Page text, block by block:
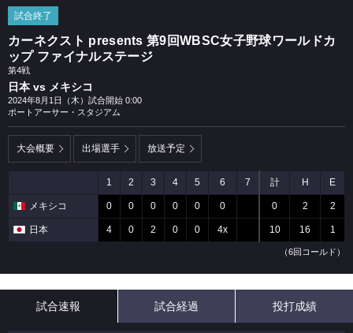
試合終了
カーネクスト presents 第9回WBSC女子野球ワールドカ
ップ ファイナルステージ
第4戦
日本 vs メキシコ
2024年8月1日（木）試合開始 0:00
ポートアーサー・スタジアム
大会概要 出場選手 放送予定
1 2 3 4 5 6 7 計 H E
メキシコ 0 0 0 0 0 0 0 2 2
日本 4 0 2 0 0 4x 10 16 1
（6回コールド）
試合速報 試合経過 投打成績